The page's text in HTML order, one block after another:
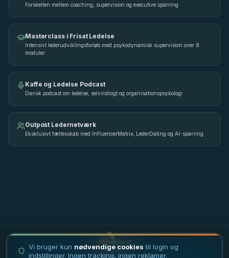
Forskellen mellem coaching, supervision og executive sparring
Masterclass i Frisat Ledelse
Intensivt lederudviklingsforløb med psykodynamisk supervision over 8
moduler
Kaffe og Ledelse Podcast
Dansk podcast om ledelse, selvindsigt og organisationspsykologi
Outpost Ledernetværk
Eksklusivt fællesskab med InfluencerMatrix, LederDating og AI-sparring
Masterclass i ledelse·Ledertrivsel·Vilkår·FAQ· Privatlivspolitik
Vi bruger kun nødvendige cookies til login og
indstillinger. Ingen tracking, ingen reklamer.